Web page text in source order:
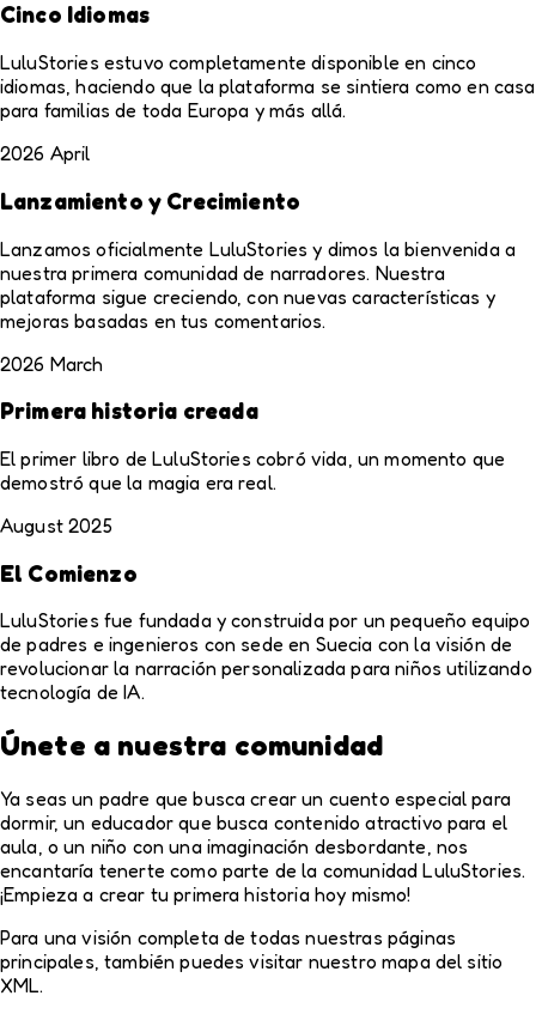
Cinco Idiomas
LuluStories estuvo completamente disponible en cinco
idiomas, haciendo que la plataforma se sintiera como en casa
para familias de toda Europa y más allá.
2026 April
Lanzamiento y Crecimiento
Lanzamos oficialmente LuluStories y dimos la bienvenida a
nuestra primera comunidad de narradores. Nuestra
plataforma sigue creciendo, con nuevas características y
mejoras basadas en tus comentarios.
2026 March
Primera historia creada
El primer libro de LuluStories cobró vida, un momento que
demostró que la magia era real.
August 2025
El Comienzo
LuluStories fue fundada y construida por un pequeño equipo
de padres e ingenieros con sede en Suecia con la visión de
revolucionar la narración personalizada para niños utilizando
tecnología de IA.
Únete a nuestra comunidad
Ya seas un padre que busca crear un cuento especial para
dormir, un educador que busca contenido atractivo para el
aula, o un niño con una imaginación desbordante, nos
encantaría tenerte como parte de la comunidad LuluStories.
¡Empieza a crear tu primera historia hoy mismo!
Para una visión completa de todas nuestras páginas
principales, también puedes visitar nuestro mapa del sitio
XML.